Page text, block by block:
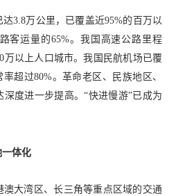
3.8万公里，已覆盖近95%的百万以
客运量的65%。我国高速公路里程
万以上人口城市。我国民航机场已覆
超过80%。革命老区、民族地区、
度进一步提高。“快进慢游”已成为
一体化
大湾区、长三角等重点区域的交通